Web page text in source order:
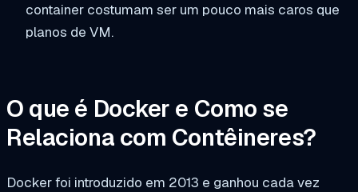
container costumam ser um pouco mais caros que
planos de VM.
O que é Docker e Como se
Relaciona com Contêineres?
Docker foi introduzido em 2013 e ganhou cada vez